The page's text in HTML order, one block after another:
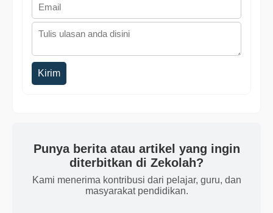
Kirim
Punya berita atau artikel yang ingin
diterbitkan di Zekolah?
Kami menerima kontribusi dari pelajar, guru, dan
masyarakat pendidikan.